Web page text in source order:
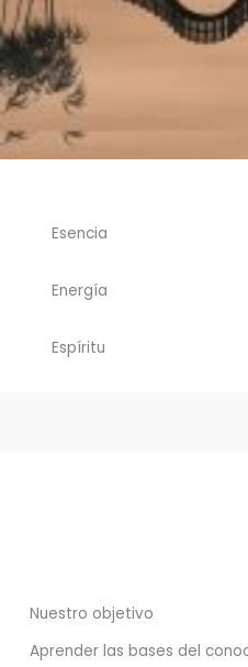
Esencia
Energía
Espíritu
Nuestro objetivo
Aprender las bases del